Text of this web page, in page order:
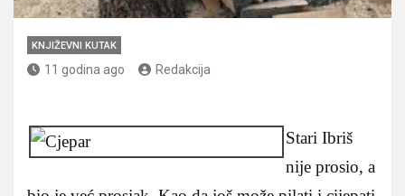
KNJIŽEVNI KUTAK
11 godina ago Redakcija
Stari Ibriš
nije prosio, a